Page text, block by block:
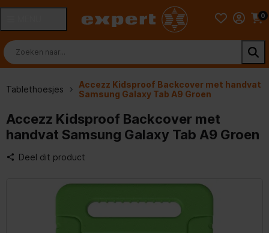
0
Tablethoesjes
Accezz Kidsproof Backcover met handvat
Samsung Galaxy Tab A9 Groen
Accezz Kidsproof Backcover met
handvat Samsung Galaxy Tab A9 Groen
Deel dit product